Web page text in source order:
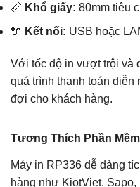
📏 Khổ giấy: 80mm tiêu
🔌 Kết nối: USB hoặc
Với tốc độ in vượt trội và
quá trình thanh toán diễn
đợi cho khách hàng.
Tương Thích Phần
Máy in RP336 dễ dàng
hàng như KiotViet,